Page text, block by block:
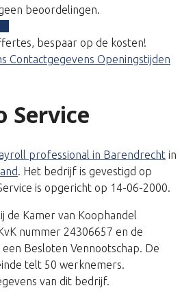
beoordelingen.
bespaar op de kosten!
Contactgegevens Openingstijden
Service
professional in Barendrecht in
. Het bedrijf is gevestigd op
is opgericht op 14-06-2000.
de Kamer van Koophandel
nummer 24306657 en de
Besloten Vennootschap. De
telt 50 werknemers.
van dit bedrijf.